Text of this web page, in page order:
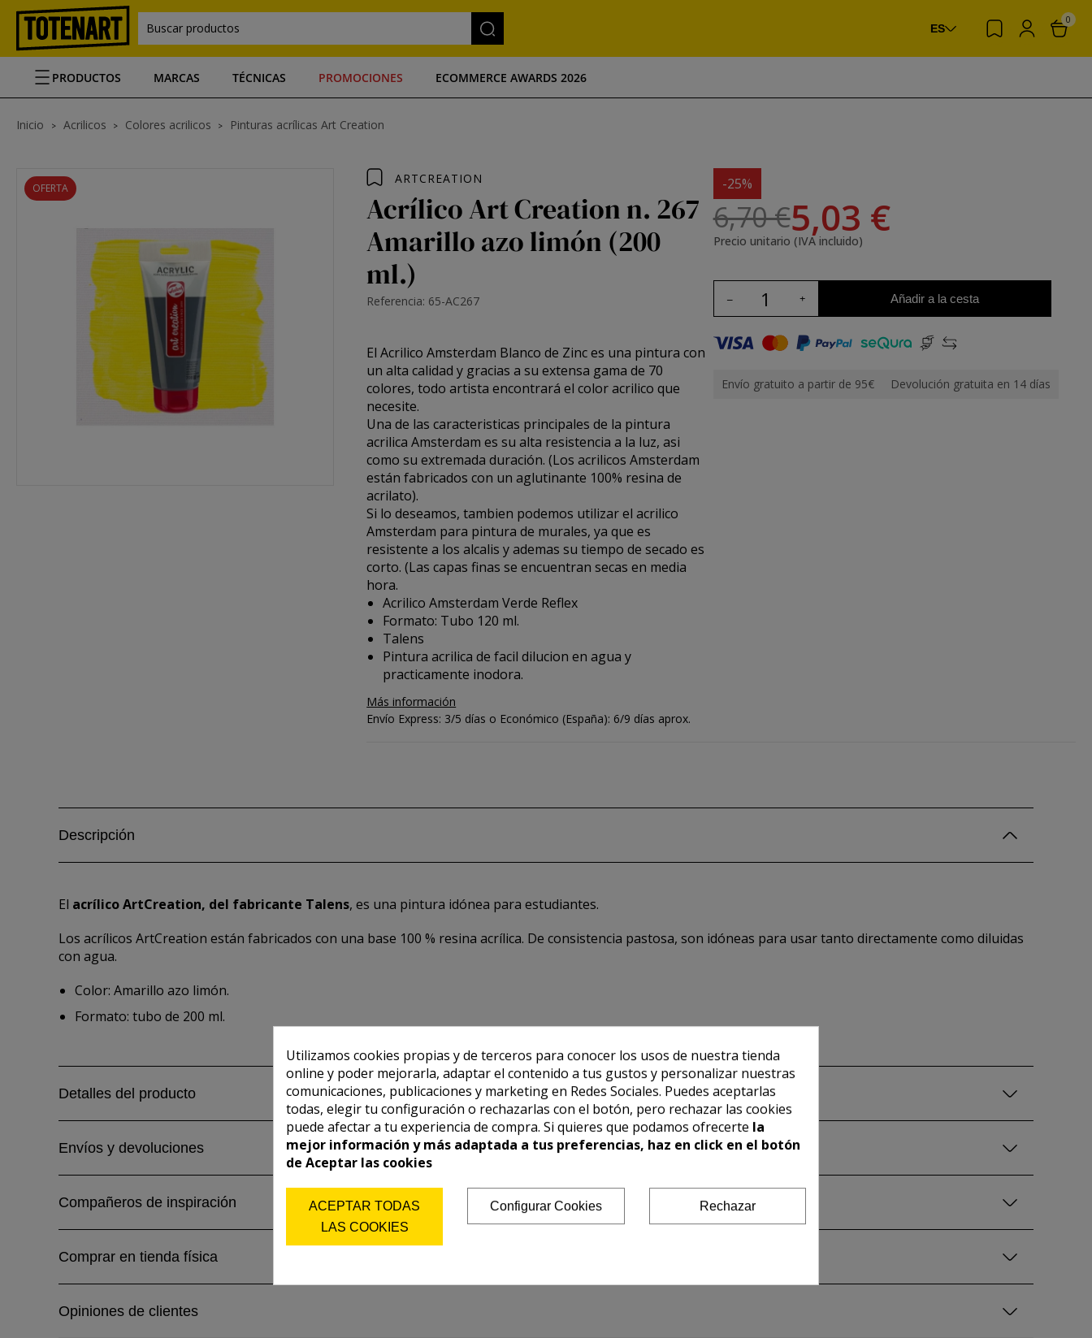
Buscar productos ES
0
PRODUCTOS MARCAS TÉCNICAS PROMOCIONES ECOMMERCE AWARDS 2026
Inicio Acrilicos Colores acrilicos Pinturas acrílicas Art Creation
OFERTA
ARTCREATION
Acrílico Art Creation n. 267
Amarillo azo limón (200
ml.)
Referencia: 65-AC267
ElAcrilico Amsterdam Blanco de Zinces una pintura con
un alta calidad y gracias a su extensa gama de 70
colores, todo artista encontrará el color acrilico que
necesite.
Una de las caracteristicas principales de la pintura
acrilica Amsterdam es su alta resistencia a la luz, asi
como su extremada duración. (Los acrilicos Amsterdam
están fabricados con un aglutinante 100% resina de
acrilato).
Si lo deseamos, tambien podemos utilizar el acrilico
Amsterdam para pintura de murales, ya que es
resistente a los alcalis y ademas su tiempo de secado es
corto. (Las capas finas se encuentran secas en media
hora.
Acrilico Amsterdam Verde Reflex
Formato: Tubo 120 ml.
Talens
Pintura acrilica de facil dilucion en agua y
practicamente inodora.
Más información
-25%
6,70 €5,03 €
Precio unitario (IVA incluido)
Añadir a la cesta
Envío gratuito a partir de 95€ Devolución gratuita en 14 días
Envío Express: 3/5 días o Económico (España): 6/9 días aprox.
Descripción
El acrílico ArtCreation, del fabricante Talens, es una pintura idónea para estudiantes.
Los acrílicos ArtCreation están fabricados con una base 100 % resina acrílica. De consistencia pastosa, son idóneas para usar tanto directamente como diluidas
con agua.
Color: Amarillo azo limón.
Formato: tubo de 200 ml.
Detalles del producto
Envíos y devoluciones
Compañeros de inspiración
Comprar en tienda física
Opiniones de clientes
Utilizamos cookies propias y de terceros para conocer los usos de nuestra tienda
online y poder mejorarla, adaptar el contenido a tus gustos y personalizar nuestras
comunicaciones, publicaciones y marketing en Redes Sociales. Puedes aceptarlas
todas, elegir tu configuración o rechazarlas con el botón, pero rechazar las cookies
puede afectar a tu experiencia de compra. Si quieres que podamos ofrecerte la
mejor información y más adaptada a tus preferencias, haz en click en el botón
de Aceptar las cookies
ACEPTAR TODAS
LAS COOKIES
Configurar Cookies Rechazar